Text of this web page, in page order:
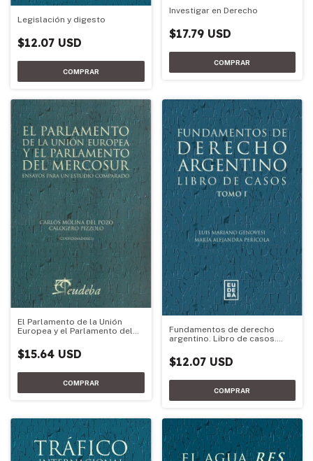
Legislación y digesto
$12.07 USD
Investigar en Derecho
$17.79 USD
El Parlamento de la Unión
Europea y el Parlamento del
$15.64 USD
Fundamentos de derecho
argentino. Libro de casos.
$12.07 USD